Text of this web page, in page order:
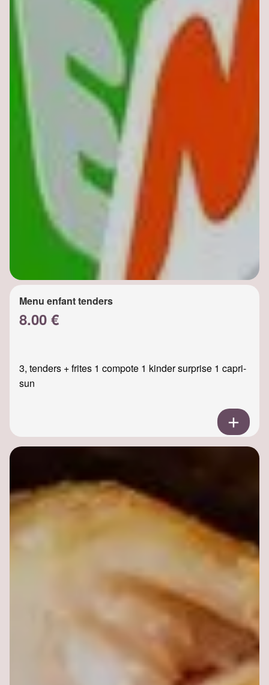
Menu enfant tenders
8.00 €
3, tenders + frites 1 compote 1 kinder surprise 1 capri-
sun